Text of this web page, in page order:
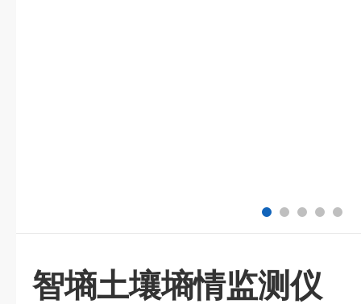
智墒土壤墒情监测仪